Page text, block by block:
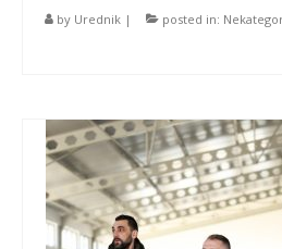
by Urednik | posted in: